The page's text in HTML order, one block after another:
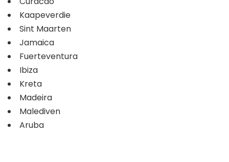
Kaapeverdie
Sint Maarten
Jamaica
Fuerteventura
Ibiza
Kreta
Madeira
Malediven
Aruba